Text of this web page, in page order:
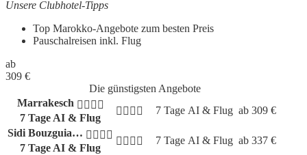
Unsere Clubhotel-Tipps
Top Marokko-Angebote zum besten Preis
Pauschalreisen inkl. Flug
ab
309 €
Die günstigsten Angebote
Marrakesch
7 Tage AI & Flug
7 Tage AI & Flug ab 309 €
Sidi Bouzguia…
7 Tage AI & Flug
7 Tage AI & Flug ab 337 €